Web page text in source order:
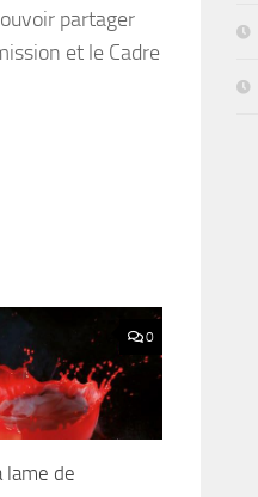
partager
et le Cadre
0
lame de